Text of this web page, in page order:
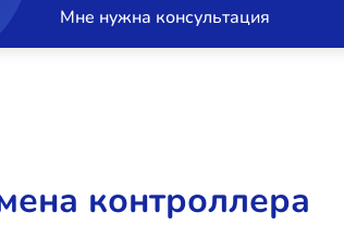
Мне нужна консультация
контроллера